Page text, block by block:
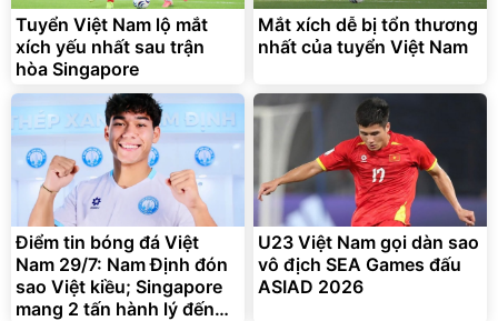
325.000 đ
Đã bán nhiều
7.092.000đ
Đang xem nhiều
Tuyển Việt Nam lộ mắt
xích yếu nhất sau trận
hòa Singapore
Mắt xích dễ bị tổn thương
nhất của tuyển Việt Nam
Điểm tin bóng đá Việt
Nam 29/7: Nam Định đón
sao Việt kiều; Singapore
mang 2 tấn hành lý đến
U23 Việt Nam gọi dàn sao
vô địch SEA Games đấu
ASIAD 2026